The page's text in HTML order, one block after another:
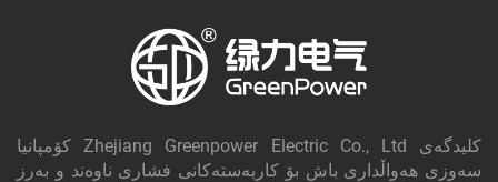
کۆمپانیا Zhejiang Greenpower Electric Co., Ltd کلیدگه‌ی
سەوزی هەواڵداری باش بۆ کاربەستەکانی فشاری ناوەند و بەرز